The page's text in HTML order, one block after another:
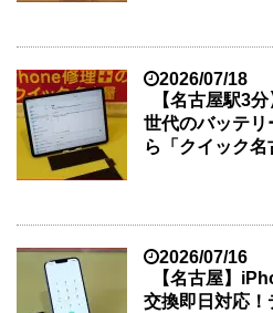
2026/07/18
【名古屋駅3
世代のバッテ
ら「クイック名
2026/07/16
【名古屋】
交換即日対応